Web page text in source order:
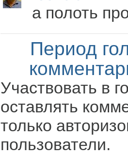
а полоть
Период
Участвовать в
оставлять
только
пользователи.